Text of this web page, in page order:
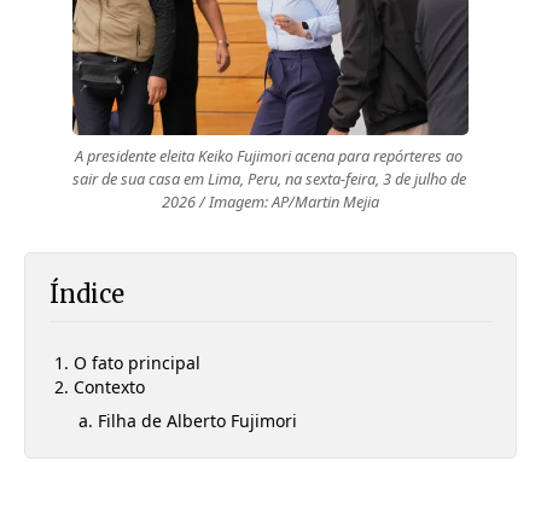
A presidente eleita Keiko Fujimori acena para repórteres ao
sair de sua casa em Lima, Peru, na sexta-feira, 3 de julho de
2026 / Imagem: AP/Martin Mejia
Índice
O fato principal
Contexto
Filha de Alberto Fujimori